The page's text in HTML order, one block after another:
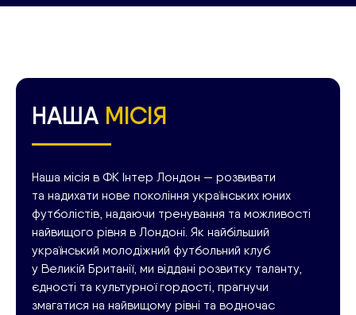
НАША МІСІЯ
Наша місія в ФК Інтер Лондон — розвивати
та надихати нове покоління українських юних
футболістів, надаючи тренування та можливості
найвищого рівня в Лондоні. Як найбільший
український молодіжний футбольний клуб
у Великій Британії, ми віддані розвитку таланту,
єдності та культурної гордості, прагнучи
змагатися на найвищому рівні та водночас